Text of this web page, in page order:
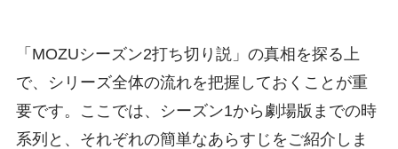
「MOZUシーズン2打ち切り説」の真相を探る上
で、シリーズ全体の流れを把握しておくことが重
要です。ここでは、シーズン1から劇場版までの時
系列と、それぞれの簡単なあらすじをご紹介しま